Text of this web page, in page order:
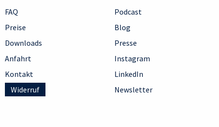
FAQ
Preise
Downloads
Anfahrt
Kontakt
Widerruf
Podcast
Blog
Presse
Instagram
LinkedIn
Newsletter